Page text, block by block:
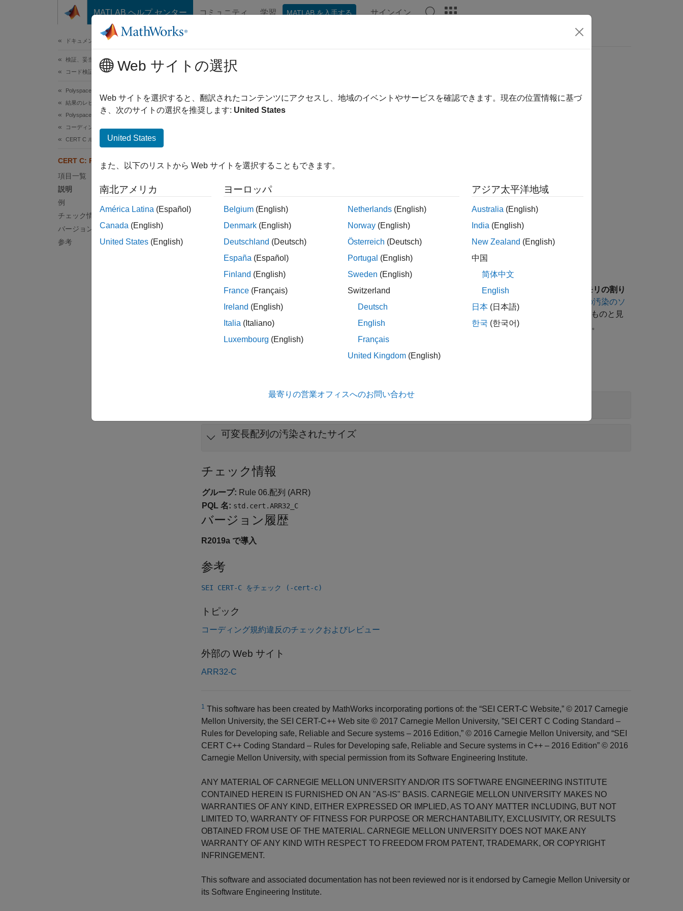
コンテンツへスキップ
MATLAB ヘルプ センター コミュニティ 学習 MATLAB を入手する サインイン
ドキュメンテーションのホーム
検証、妥当性確認、テスト
コード検証
Polyspace Bug Finder
結果のレビューとレポート生成
Polyspace Bug Finder の結果
コーディング規約
CERT C ルールと推奨事項
CERT C: Rule ARR32-C
項目一覧
説明
例
チェック情報
バージョン履歴
参考
MATLAB Answers
CERT C: Rule ARR32-C
Ensure size arguments for variable length arrays are in a valid range
ルール チェッカーは以下の問題をチェックします。
汚染されたサイズでのメモリの割り当て。
可変長配列の汚染されたサイズ
チェッカーの拡張
既定の Bug Finder 解析では、現在の解析境界の外部からの特定の入力に関する"汚染されたサイズでのメモリの割り
や"可変長配列の汚染されたサイズ" 問題にフラグを設定しない場合があります。
Polyspace 解析での汚染のソ
を参照してください。Polyspace 解析の現在のスコープ以外から発生したすべてのデータを汚染されたものと見
なすには、コマンド ライン オプション
[-consider-analysis-perimeter-as-trust-boundary] を使用します。
汚染されたサイズでのメモリの割り当て
可変長配列の汚染されたサイズ
チェック情報
グループ: Rule 06.配列 (ARR)
PQL 名: std.cert.ARR32_C
バージョン履歴
R2019a で導入
参考
SEI CERT-C をチェック (-cert-c)
トピック
コーディング規約違反のチェックおよびレビュー
外部の Web サイト
ARR32-C
1 This software has been created by MathWorks incorporating portions of: the “SEI CERT-C Website,” © 2017 Carnegie
Mellon University, the SEI CERT-C++ Web site © 2017 Carnegie Mellon University, ”SEI CERT C Coding Standard –
Rules for Developing safe, Reliable and Secure systems – 2016 Edition,” © 2016 Carnegie Mellon University, and “SEI
CERT C++ Coding Standard – Rules for Developing safe, Reliable and Secure systems in C++ – 2016 Edition” © 2016
Carnegie Mellon University, with special permission from its Software Engineering Institute.
ANY MATERIAL OF CARNEGIE MELLON UNIVERSITY AND/OR ITS SOFTWARE ENGINEERING INSTITUTE
CONTAINED HEREIN IS FURNISHED ON AN "AS-IS" BASIS. CARNEGIE MELLON UNIVERSITY MAKES NO
WARRANTIES OF ANY KIND, EITHER EXPRESSED OR IMPLIED, AS TO ANY MATTER INCLUDING, BUT NOT
LIMITED TO, WARRANTY OF FITNESS FOR PURPOSE OR MERCHANTABILITY, EXCLUSIVITY, OR RESULTS
OBTAINED FROM USE OF THE MATERIAL. CARNEGIE MELLON UNIVERSITY DOES NOT MAKE ANY
WARRANTY OF ANY KIND WITH RESPECT TO FREEDOM FROM PATENT, TRADEMARK, OR COPYRIGHT
INFRINGEMENT.
This software and associated documentation has not been reviewed nor is it endorsed by Carnegie Mellon University or
its Software Engineering Institute.
Web サイトの選択
Web サイトを選択すると、翻訳されたコンテンツにアクセスし、地域のイベントやサービスを確認できます。現在の位置情報に基づ
き、次のサイトの選択を推奨します: United States
United States
また、以下のリストから Web サイトを選択することもできます。
南北アメリカ
América Latina (Español)
Canada (English)
United States (English)
ヨーロッパ
Belgium (English)
Denmark (English)
Deutschland (Deutsch)
España (Español)
Finland (English)
France (Français)
Ireland (English)
Italia (Italiano)
Luxembourg (English)
Netherlands (English)
Norway (English)
Österreich (Deutsch)
Portugal (English)
Sweden (English)
Switzerland
Deutsch
English
Français
United Kingdom (English)
アジア太平洋地域
Australia (English)
India (English)
New Zealand (English)
中国
简体中文
English
日本 (日本語)
한국 (한국어)
最寄りの営業オフィスへのお問い合わせ